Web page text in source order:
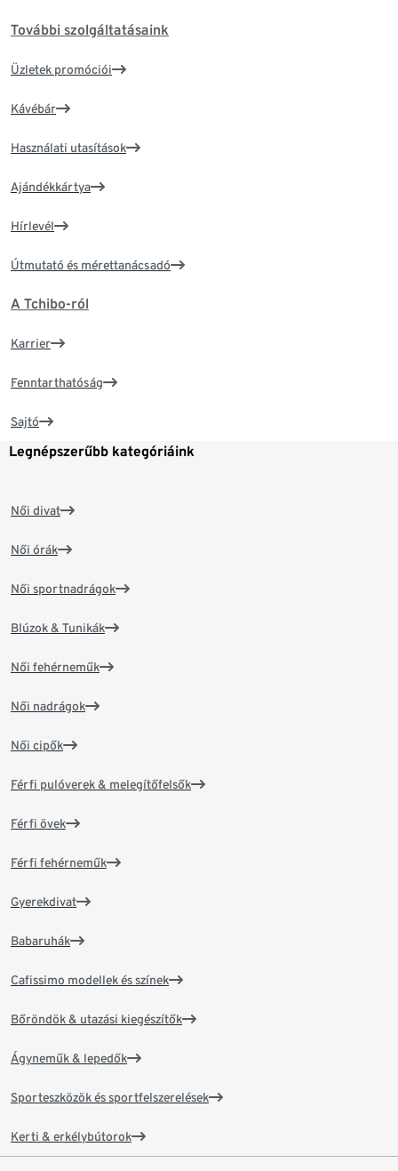
További szolgáltatásaink
Üzletek promóciói
Kávébár
Használati utasítások
Ajándékkártya
Hírlevél
Útmutató és mérettanácsadó
A Tchibo-ról
Karrier
Fenntarthatóság
Sajtó
Legnépszerűbb kategóriáink
Női divat
Női órák
Női sportnadrágok
Blúzok & Tunikák
Női fehérneműk
Női nadrágok
Női cipők
Férfi pulóverek & melegítőfelsők
Férfi övek
Férfi fehérneműk
Gyerekdivat
Babaruhák
Cafissimo modellek és színek
Bőröndök & utazási kiegészítők
Ágyneműk & lepedők
Sporteszközök és sportfelszerelések
Kerti & erkélybútorok